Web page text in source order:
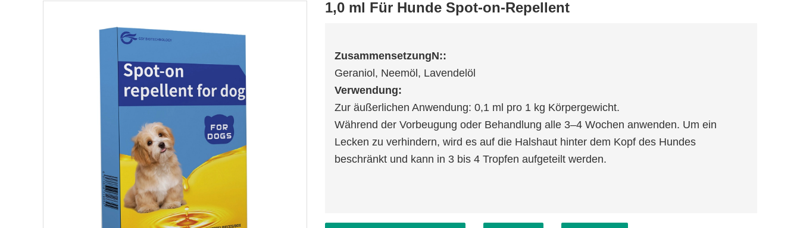
1,0 ml Für Hunde Spot-on-Repellent
ZusammensetzungN::
Geraniol, Neemöl, Lavendelöl
Verwendung:
Zur äußerlichen Anwendung: 0,1 ml pro 1 kg Körpergewicht.
Während der Vorbeugung oder Behandlung alle 3–4 Wochen anwenden. Um ein
Lecken zu verhindern, wird es auf die Halshaut hinter dem Kopf des Hundes
beschränkt und kann in 3 bis 4 Tropfen aufgeteilt werden.